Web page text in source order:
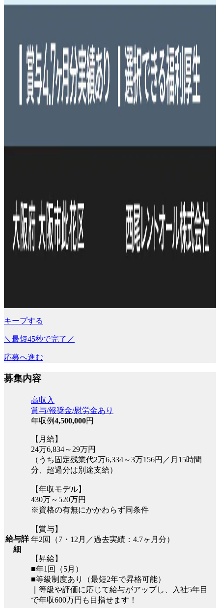
キープする
＼最短45秒で完了／
応募へ進む
募集内容
給与詳
細
高収入
賞与/報奨金/慰労金あり
年収例4,500,000円
【月給】
24万6,834～29万円
（うち固定残業代2万6,334～3万156円／月15時間
分、超過分は別途支給）
【年収モデル】
430万～520万円
※資格の有無にかかわらず同条件
【賞与】
年2回（7・12月／過去実績：4.7ヶ月分）
【昇給】
■年1回（5月）
■等級制度あり（最短2年で昇格可能）
｜等級や評価に応じて給与がアップし、入社5年目
で年収600万円も目指せます！